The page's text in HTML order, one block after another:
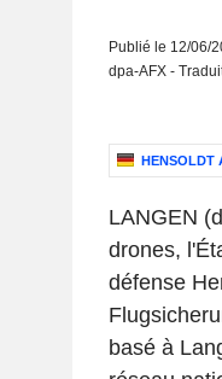
Publié le 12/06/
dpa-AFX -
HENSOLDT
LANGEN
drones,
défense
basé à